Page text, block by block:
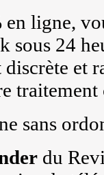
ligne,
sous 24
et
sans
du